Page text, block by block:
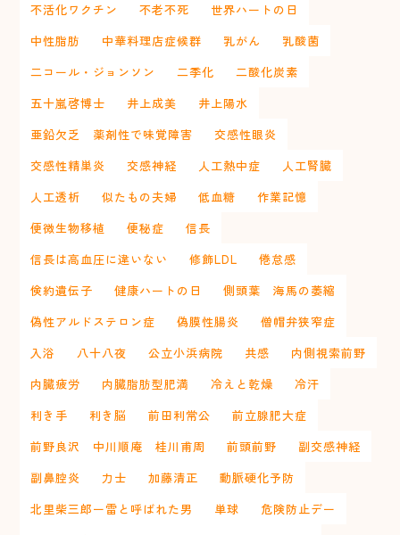
不活化ワクチン
不老不死
世界ハートの日
中性脂肪
中華料理店症候群 乳がん
乳酸菌
二コール・ジョンソン
二季化
二酸化炭素
五十嵐啓博士
井上成美
井上陽水
亜鉛欠乏 薬剤性で味覚障害
交感性眼炎
交感性精巣炎
交感神経 人工熱中症
人工腎臓
人工透析
似たもの夫婦 低血糖
作業記憶
便微生物移植
便秘症
信長
信長は高血圧に違いない
修飾LDL
倦怠感
倹約遺伝子
健康ハートの日
側頭葉 海馬の萎縮
偽性アルドステロン症
偽膜性腸炎
僧帽弁狭窄症
入浴
八十八夜 公立小浜病院 共感
内側視索前野
内臓疲労
内臓脂肪型肥満 冷えと乾燥
冷汗
利き手
利き脳 前田利常公
前立腺肥大症
前野良沢 中川順庵 桂川甫周
前頭前野
副交感神経
副鼻腔炎
力士 加藤清正
動脈硬化予防
北里柴三郎ー雷と呼ばれた男
単球
危険防止デー